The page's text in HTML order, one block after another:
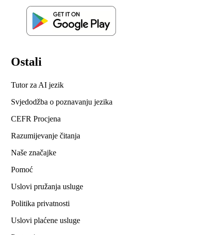
Ostali
Tutor za AI jezik
Svjedodžba o poznavanju jezika
CEFR Procjena
Razumijevanje čitanja
Naše značajke
Pomoć
Uslovi pružanja usluge
Politika privatnosti
Uslovi plaćene usluge